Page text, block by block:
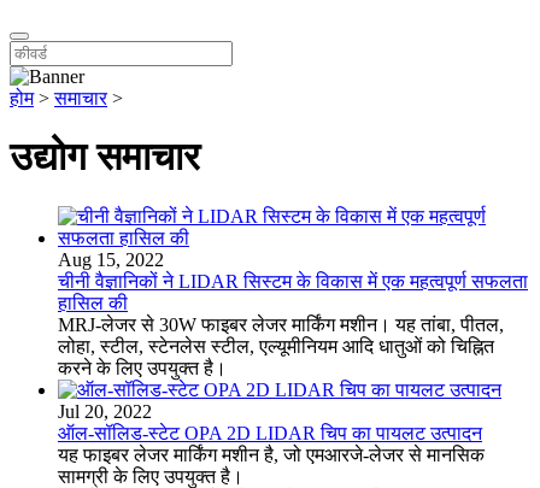
होम>समाचार>
उद्योग समाचार
Aug 15, 2022
चीनी वैज्ञानिकों ने LIDAR सिस्टम के विकास में एक महत्वपूर्ण सफलता
हासिल की
MRJ-लेजर से 30W फाइबर लेजर मार्किंग मशीन। यह तांबा, पीतल,
लोहा, स्टील, स्टेनलेस स्टील, एल्यूमीनियम आदि धातुओं को चिह्नित
करने के लिए उपयुक्त है।
Jul 20, 2022
ऑल-सॉलिड-स्टेट OPA 2D LIDAR चिप का पायलट उत्पादन
यह फाइबर लेजर मार्किंग मशीन है, जो एमआरजे-लेजर से मानसिक
सामग्री के लिए उपयुक्त है।